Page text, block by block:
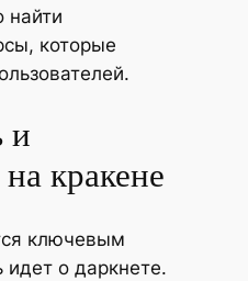
найти
которые
и
кракене
ключевым
идет о даркнете.